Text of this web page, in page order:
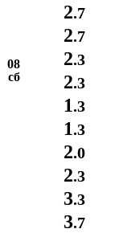
08
сб
2.7
2.7
2.3
2.3
1.3
1.3
2.0
2.3
3.3
3.7